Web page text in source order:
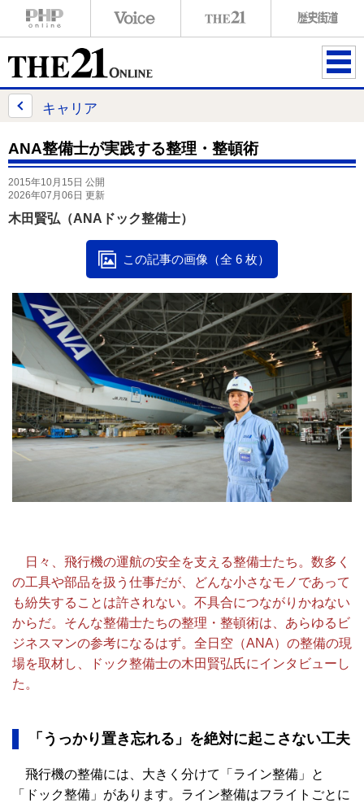
ME
キャリア
ANA整備士が実践する整理・整頓術
2015年10月15日 公開
2026年07月06日 更新
木田賢弘（ANAドック整備士）
この記事の画像（全 6 枚）
日々、飛行機の運航の安全を支える整備士たち。数多く
の工具や部品を扱う仕事だが、どんな小さなモノであって
も紛失することは許されない。不具合につながりかねない
からだ。そんな整備士たちの整理・整頓術は、あらゆるビ
ジネスマンの参考になるはず。全日空（ANA）の整備の現
場を取材し、ドック整備士の木田賢弘氏にインタビューし
た。
「うっかり置き忘れる」を絶対に起こさない工夫
飛行機の整備には、大きく分けて「ライン整備」と
「ドック整備」があります。ライン整備はフライトごとに